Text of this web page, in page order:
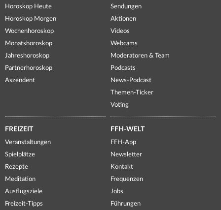
Horoskop Heute
Horoskop Morgen
Wochenhoroskop
Monatshoroskop
Jahreshoroskop
Partnerhoroskop
Aszendent
Sendungen
Aktionen
Videos
Webcams
Moderatoren & Team
Podcasts
News-Podcast
Themen-Ticker
Voting
FREIZEIT
Veranstaltungen
Spielplätze
Rezepte
Meditation
Ausflugsziele
Freizeit-Tipps
FFH-WELT
FFH-App
Newsletter
Kontakt
Frequenzen
Jobs
Führungen